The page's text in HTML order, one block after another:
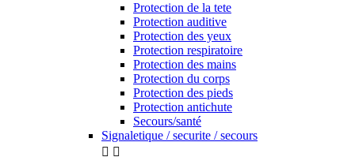
Protection de la tete
Protection auditive
Protection des yeux
Protection respiratoire
Protection des mains
Protection du corps
Protection des pieds
Protection antichute
Secours/santé
Signaletique / securite / secours
 